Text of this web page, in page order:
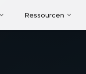
Ressourcen